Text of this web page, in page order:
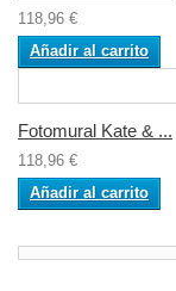
118,96 €
Añadir al carrito
Fotomural Kate & ...
118,96 €
Añadir al carrito